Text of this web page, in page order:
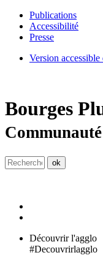
Publications
Accessibilité
Presse
Version accessible
Bourges
Découvrir l'agglo
#Decouvrirlagglo